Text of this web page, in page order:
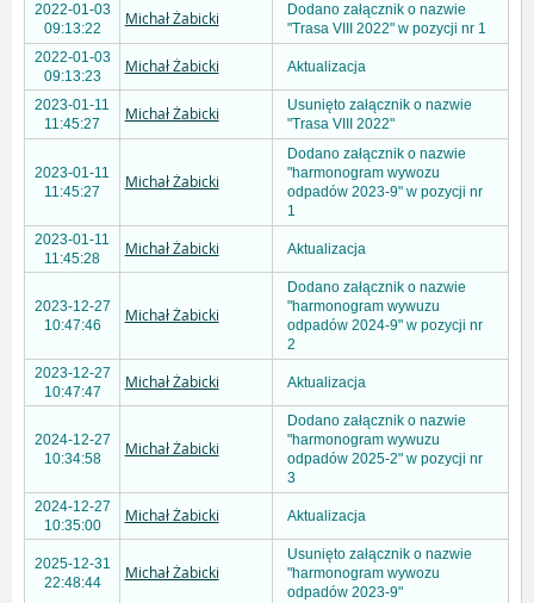
2022-01-03
09:13:22
Michał Żabicki
Dodano załącznik o nazwie
"Trasa VIII 2022" w pozycji nr 1
2022-01-03
09:13:23
Michał Żabicki Aktualizacja
2023-01-11
11:45:27
Michał Żabicki
Usunięto załącznik o nazwie
"Trasa VIII 2022"
2023-01-11
11:45:27
Michał Żabicki
Dodano załącznik o nazwie
"harmonogram wywozu
odpadów 2023-9" w pozycji nr
1
2023-01-11
11:45:28
Michał Żabicki Aktualizacja
2023-12-27
10:47:46
Michał Żabicki
Dodano załącznik o nazwie
"harmonogram wywuzu
odpadów 2024-9" w pozycji nr
2
2023-12-27
10:47:47
Michał Żabicki Aktualizacja
2024-12-27
10:34:58
Michał Żabicki
Dodano załącznik o nazwie
"harmonogram wywuzu
odpadów 2025-2" w pozycji nr
3
2024-12-27
10:35:00
Michał Żabicki Aktualizacja
2025-12-31
22:48:44
Michał Żabicki
Usunięto załącznik o nazwie
"harmonogram wywozu
odpadów 2023-9"